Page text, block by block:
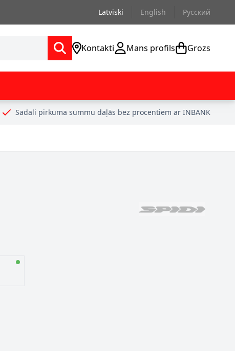
Latviski English Русский
Kontakti Mans profils Grozs
Sadali pirkuma summu daļās bez procentiem ar INBANK